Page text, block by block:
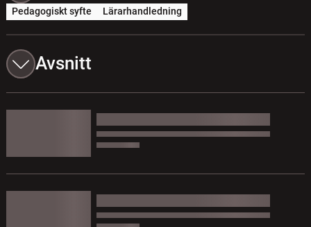
Pedagogiskt syfte Lärarhandledning
Avsnitt